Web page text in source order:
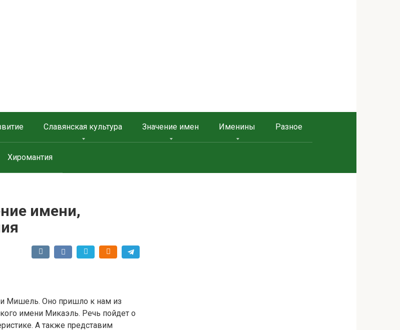
Славянская культура Значение имен Именины Разное
Хиромантия
имени,
Мишель. Оно пришло к нам из
имени Микаэль. Речь пойдет о
А также представим